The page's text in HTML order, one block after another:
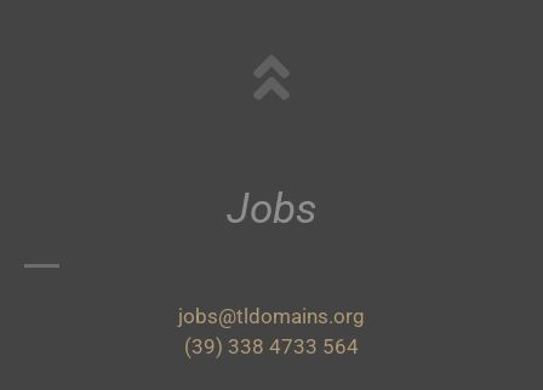
Jobs
jobs@tldomains.org
(39) 338 4733 564